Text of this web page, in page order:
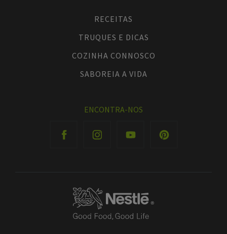
RECEITAS
TRUQUES E DICAS
COZINHA CONNOSCO
SABOREIA A VIDA
ENCONTRA-NOS